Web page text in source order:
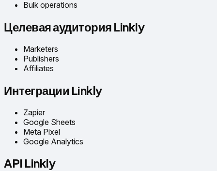
Bulk operations
Целевая аудитория Linkly
Marketers
Publishers
Affiliates
Интеграции Linkly
Zapier
Google Sheets
Meta Pixel
Google Analytics
API Linkly